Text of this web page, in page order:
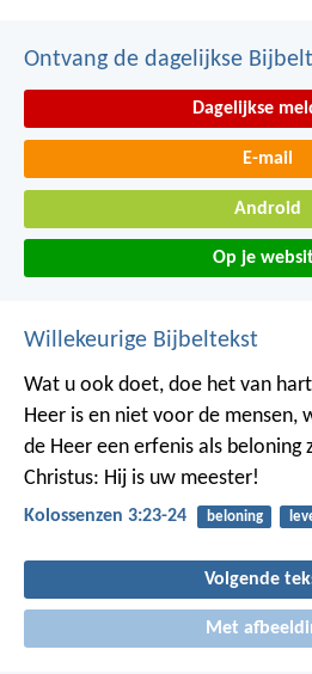
Ontvang de dagelijkse
Dagelijkse
E-mail
Android
Op je
Willekeurige Bijbeltekst
Wat u ook doet, doe het van
Heer is en niet voor de mensen,
de Heer een erfenis als beloning
Christus: Hij is uw meester!
Kolossenzen 3:23-24 beloning
Volgende
Met